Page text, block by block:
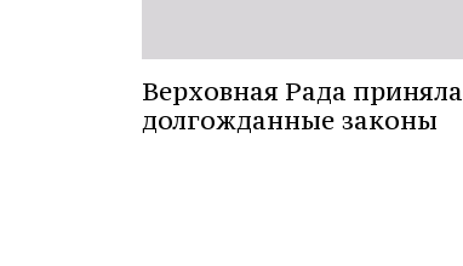
Верховная Рада приняла
долгожданные законы